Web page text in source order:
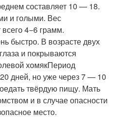
составляет 10 — 18.
и голыми. Вес
4−6 грамм.
быстро. В возрасте двух
и покрываются
хомякПериод
дней, но уже через 7 — 10
твёрдую пищу. Мать
и в случае опасности
место.